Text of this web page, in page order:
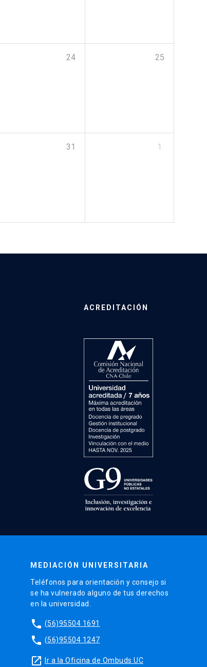
24 25
31 1
ACREDITACIÓN
MEDIACIÓN UNIVERSITARIA
Teléfonos para orientación y consejo si
se ha vulnerado alguno de tus derechos
en la universidad.
phone (56)95504 1691
phone (56)95504 1247
launch Ir a la Oficina de Ombuds UC